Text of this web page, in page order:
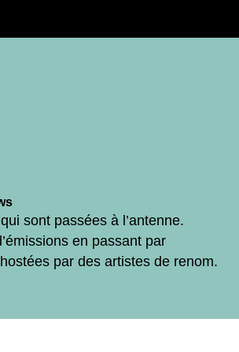
sont passées à l’antenne.
en passant par
par des artistes de renom.